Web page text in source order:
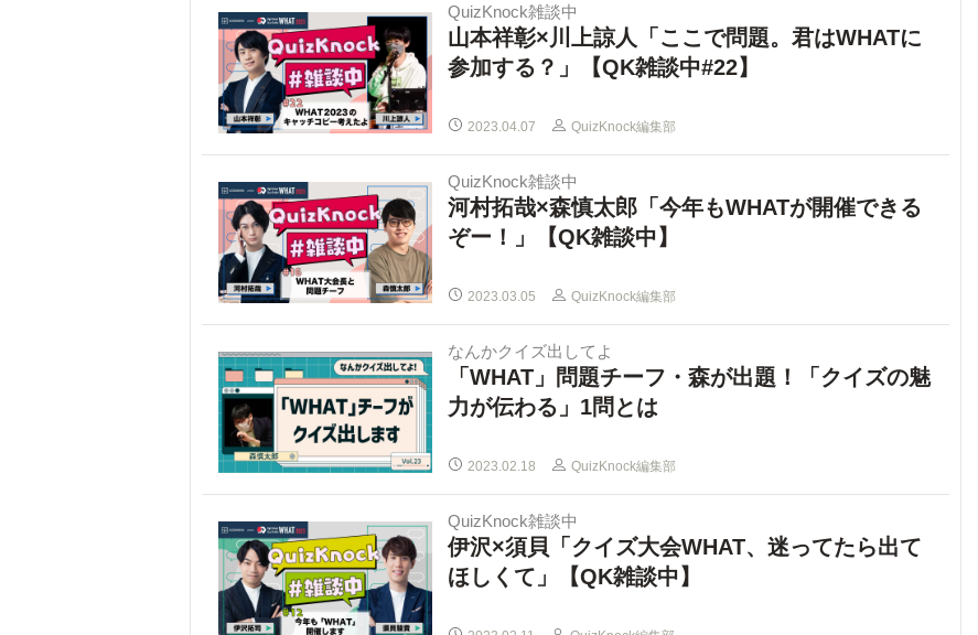
QuizKnock雑談中
山本祥彰×川上諒人「ここで問題。君はWHATに
参加する？」【QK雑談中#22】
2023.04.07 QuizKnock編集部
QuizKnock雑談中
河村拓哉×森慎太郎「今年もWHATが開催できる
ぞー！」【QK雑談中】
2023.03.05 QuizKnock編集部
なんかクイズ出してよ
「WHAT」問題チーフ・森が出題！「クイズの魅
力が伝わる」1問とは
2023.02.18 QuizKnock編集部
QuizKnock雑談中
伊沢×須貝「クイズ大会WHAT、迷ってたら出て
ほしくて」【QK雑談中】